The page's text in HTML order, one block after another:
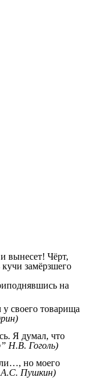
вынесет! Чёрт,
замёрзшего
на
своего товарища
Я думал, что
Н.В. Гоголь)
но моего
А.С. Пушкин)